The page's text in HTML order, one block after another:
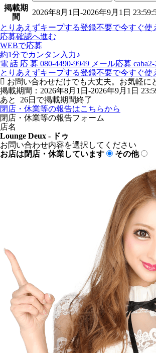
掲載期
間
2026年8月1日-2026年9月1日
とりあえずキープする登録不要で今すぐ使
応募確認へ進む
WEBで応募
約1分でカンタン入力♪
電 話 応 募 080-4490-9949 メール応募
とりあえずキープする登録不要で今すぐ使
お問い合わせだけでも大丈夫。お気軽に
掲載期間：2026年8月1日-2026年9月1日
あと 26日で掲載期間終了
閉店・休業等の報告はこちらから
閉店・休業等の報告フォーム
店名
Lounge Deux - ドゥ
お問い合わせ内容を選択してください
お店は閉店・休業しています
その他